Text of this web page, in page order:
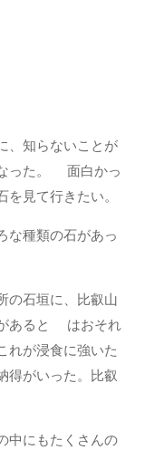
、知らないことが
った。 面白かっ
見て行きたい。
な種類の石があっ
の石垣に、比叡山
あると はおそれ
れが浸食に強いた
得がいった。比叡
中にもたくさんの